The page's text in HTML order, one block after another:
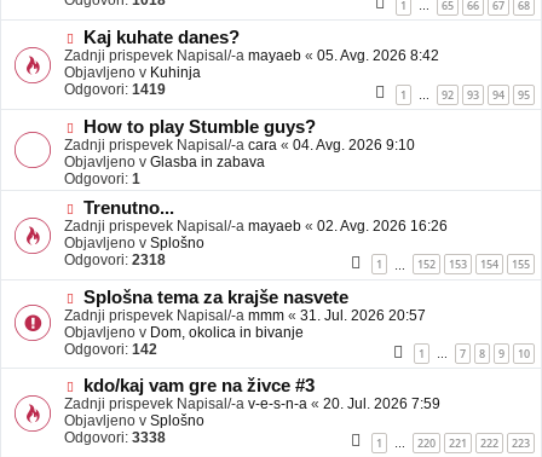
e
b
a
v
e
1 … 65 66 67 68
N
o
v
e
b
a
v
e
Kaj kuhate danes?
Zadnji prispevek Napisal/-a mayaeb « 05. Avg. 2026 8:42
Objavljeno v Kuhinja
Odgovori: 1419 1 92 93 94 95
N
o
v
e
o
b
j
a
v
e
How to play Stumble guys?
Zadnji prispevek Napisal/-a cara « 04. Avg. 2026 9:10
Objavljeno v Glasba in zabava
Odgovori: 1
N
o
v
e
o
b
a
v
e
Trenutno...
Zadnji prispevek Napisal/-a mayaeb « 02. Avg. 2026 16:26
Objavljeno v Splošno
Odgovori: 2318 1 152 153 154 155
N
o
v
e
o
b
a
v
e
Splošna tema za krajše nasvete
Zadnji prispevek Napisal/-a mmm « 31. Jul. 2026 20:57
Objavljeno v Dom, okolica in bivanje
Odgovori: 142 1 … 7 8 9 10
N
o
v
e
kdo/kaj vam gre na živce #3
Zadnji prispevek Napisal/-a v-e-s-n-a « 20. Jul. 2026 7:59
Objavljeno v Splošno
Odgovori: 3338 1 … 220 221 222 223